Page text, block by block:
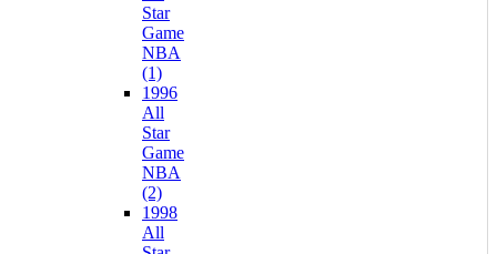
Star
Game
NBA
(1)
1996
All
Star
Game
NBA
(2)
1998
All